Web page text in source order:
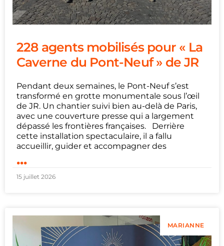
228 agents mobilisés pour « La
Caverne du Pont-Neuf » de JR
Pendant deux semaines, le Pont-Neuf s’est
transformé en grotte monumentale sous l’œil
de JR. Un chantier suivi bien au-delà de Paris,
avec une couverture presse qui a largement
dépassé les frontières françaises. Derrière
cette installation spectaculaire, il a fallu
accueillir, guider et accompagner des
...
15 juillet 2026
MARIANNE